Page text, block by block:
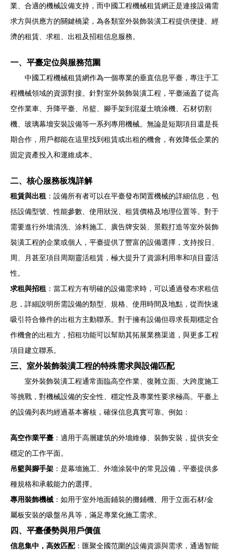
業、合適的機械設備支持，而中國工程機械租賃網正是連接設備需
求方與供應方的關鍵橋梁，為各類室外裝飾裝潢工程提供便捷、經
濟的租賃、求租、出租及招租信息服務。
一、平臺定位與服務范圍
中國工程機械租賃網作為一個專業的垂直信息平臺，專注于工
程機械領域的資源對接。針對室外裝飾裝潢工程，平臺涵蓋了從高
空作業車、升降平臺、吊籃、腳手架到混凝土噴涂機、石材切割
機、玻璃幕墻安裝設備等一系列專用機械。無論是短期項目還是長
期合作，用戶都能在這里找到租賃或出租的機會，有效降低企業的
固定資產投入和運維成本。
二、核心服務板塊詳解
租賃與出租 ：設備所有者可以在平臺發布閑置機械的詳細信息，包
括設備型號、性能參數、使用狀況、租賃價格及地理位置等。對于
需要進行外墻清洗、涂料施工、廣告牌安裝、景觀打造等室外裝飾
裝潢工程的企業或個人，平臺提供了豐富的設備選擇，支持按日、
周、月甚至項目周期靈活租賃，極大提升了資源利用率和項目靈活
性。
求租與招租 ：當工程方有明確的設備需求時，可以通過發布求租信
息，詳細說明所需設備的類型、規格、使用時間及地點，從而快速
吸引符合條件的出租方主動聯系。對于擁有設備但尋求長期穩定合
作機會的出租方，招租功能可以幫助其拓展業務渠道，與更多工程
項目建立聯系。
三、室外裝飾裝潢工程的特殊需求與設備匹配
室外裝飾裝潢工程通常面臨高空作業、復雜立面、大跨度施工
等挑戰，對機械設備的安全性、穩定性及專業性要求極高。平臺上
的設備列表均經過基本審核，確保信息真實可靠。例如：
高空作業平臺 ：適用于高層建筑的外墻維修、裝飾安裝，提供安全
穩定的工作平面。
吊籃與腳手架 ：是幕墻施工、外墻涂裝中的常見設備，平臺提供多
種規格和承載能力的選擇。
專用裝飾機械 ：如用于室外地面鋪裝的攤鋪機、用于立面石材/金
屬板安裝的吸盤吊具等，滿足專業化施工需求。
四、平臺優勢與用戶價值
信息集中，高效匹配：匯聚全國范圍的設備資源與需求，通過智能